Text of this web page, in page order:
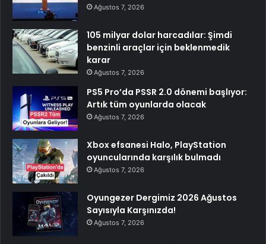
Ağustos 7, 2026
105 milyar dolar harcadılar: Şimdi
benzinli araçlar için beklenmedik
karar
Ağustos 7, 2026
PS5 Pro’da PSSR 2.0 dönemi başlıyor:
Artık tüm oyunlarda olacak
Ağustos 7, 2026
Xbox efsanesi Halo, PlayStation
oyuncularında karşılık bulmadı
Ağustos 7, 2026
Oyungezer Dergimiz 2026 Ağustos
Sayısıyla Karşınızda!
Ağustos 7, 2026